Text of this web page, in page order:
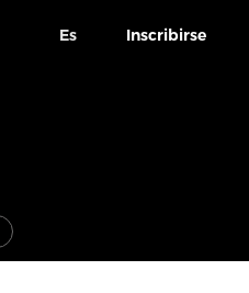
Es Inscribirse